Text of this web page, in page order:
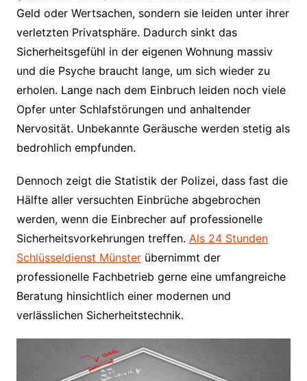
Geld oder Wertsachen, sondern sie leiden unter ihrer
verletzten Privatsphäre. Dadurch sinkt das
Sicherheitsgefühl in der eigenen Wohnung massiv
und die Psyche braucht lange, um sich wieder zu
erholen. Lange nach dem Einbruch leiden noch viele
Opfer unter Schlafstörungen und anhaltender
Nervosität. Unbekannte Geräusche werden stetig als
bedrohlich empfunden.
Dennoch zeigt die Statistik der Polizei, dass fast die
Hälfte aller versuchten Einbrüche abgebrochen
werden, wenn die Einbrecher auf professionelle
Sicherheitsvorkehrungen treffen. Als 24 Stunden
Schlüsseldienst Münsterübernimmt der
professionelle Fachbetrieb gerne eine umfangreiche
Beratung hinsichtlich einer modernen und
verlässlichen Sicherheitstechnik.